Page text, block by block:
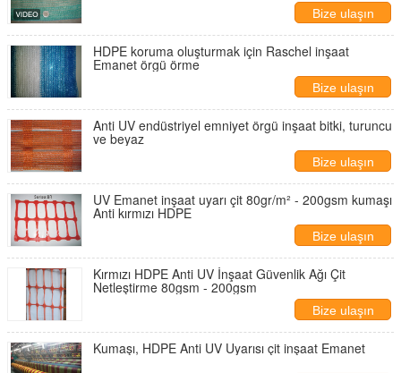
Bize ulaşın
HDPE koruma oluşturmak için Raschel inşaat
Emanet örgü örme
Bize ulaşın
Anti UV endüstriyel emniyet örgü inşaat bitki, turuncu
ve beyaz
Bize ulaşın
UV Emanet inşaat uyarı çit 80gr/m² - 200gsm kumaşı
Anti kırmızı HDPE
Bize ulaşın
Kırmızı HDPE Anti UV İnşaat Güvenlik Ağı Çit
Netleştirme 80gsm - 200gsm
Bize ulaşın
Kumaşı, HDPE Anti UV Uyarısı çit inşaat Emanet